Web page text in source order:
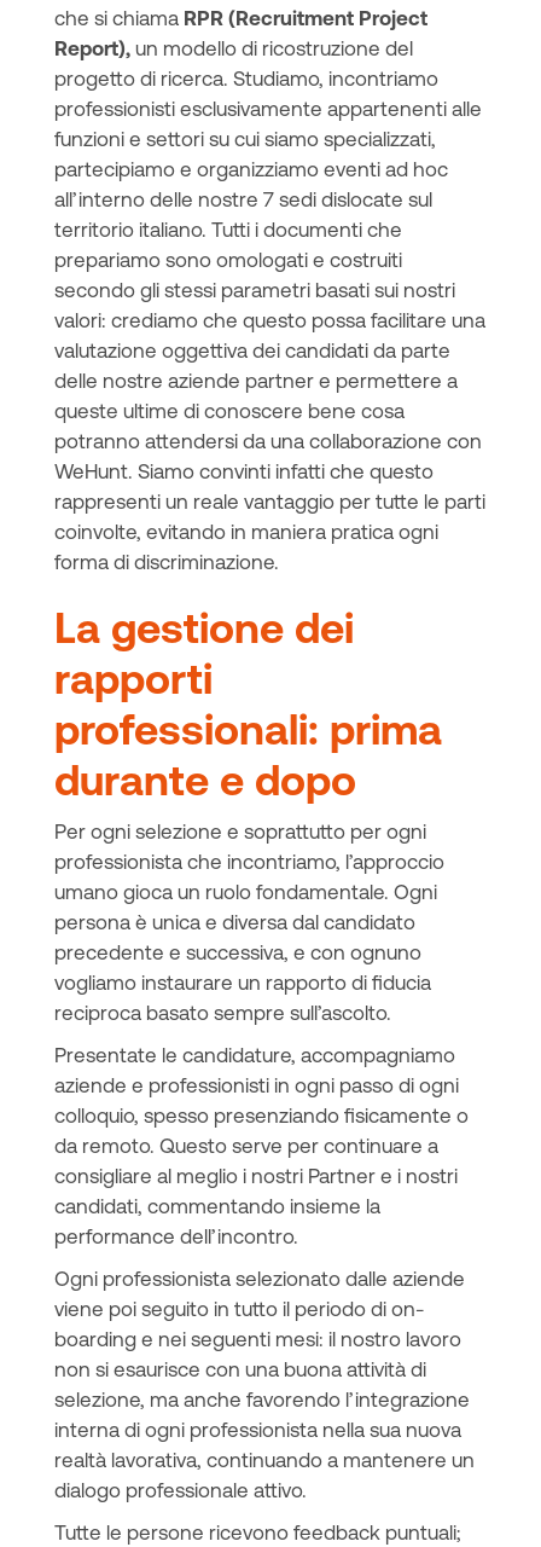
che si chiama RPR (Recruitment Project
Report), un modello di ricostruzione del
progetto di ricerca. Studiamo, incontriamo
professionisti esclusivamente appartenenti alle
funzioni e settori su cui siamo specializzati,
partecipiamo e organizziamo eventi ad hoc
all’interno delle nostre 7 sedi dislocate sul
territorio italiano. Tutti i documenti che
prepariamo sono omologati e costruiti
secondo gli stessi parametri basati sui nostri
valori: crediamo che questo possa facilitare una
valutazione oggettiva dei candidati da parte
delle nostre aziende partner e permettere a
queste ultime di conoscere bene cosa
potranno attendersi da una collaborazione con
WeHunt. Siamo convinti infatti che questo
rappresenti un reale vantaggio per tutte le parti
coinvolte, evitando in maniera pratica ogni
forma di discriminazione.
La gestione dei
rapporti
professionali: prima
durante e dopo
Per ogni selezione e soprattutto per ogni
professionista che incontriamo, l’approccio
umano gioca un ruolo fondamentale. Ogni
persona è unica e diversa dal candidato
precedente e successiva, e con ognuno
vogliamo instaurare un rapporto di fiducia
reciproca basato sempre sull’ascolto.
Presentate le candidature, accompagniamo
aziende e professionisti in ogni passo di ogni
colloquio, spesso presenziando fisicamente o
da remoto. Questo serve per continuare a
consigliare al meglio i nostri Partner e i nostri
candidati, commentando insieme la
performance dell’incontro.
Ogni professionista selezionato dalle aziende
viene poi seguito in tutto il periodo di on-
boarding e nei seguenti mesi: il nostro lavoro
non si esaurisce con una buona attività di
selezione, ma anche favorendo l’integrazione
interna di ogni professionista nella sua nuova
realtà lavorativa, continuando a mantenere un
dialogo professionale attivo.
Tutte le persone ricevono feedback puntuali;